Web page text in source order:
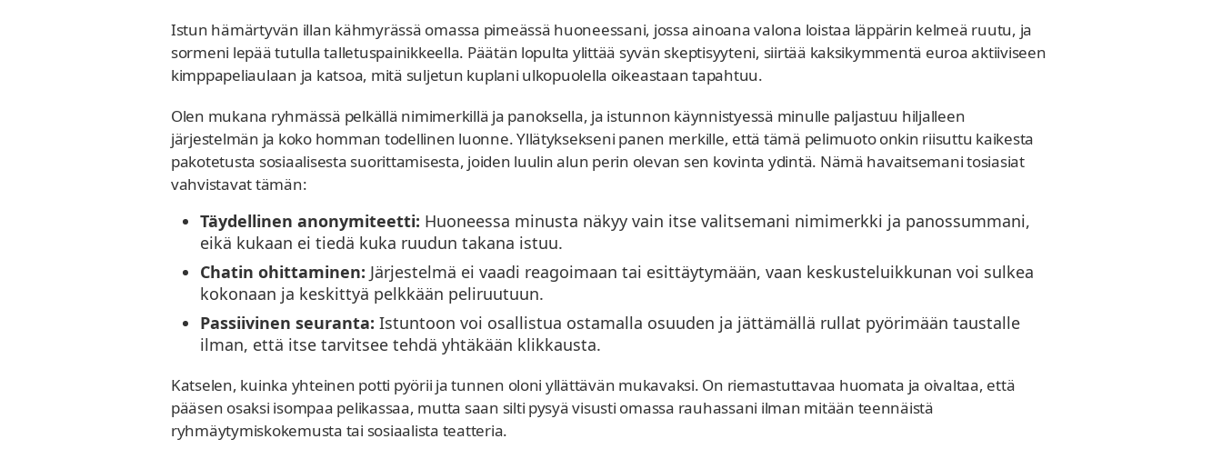
Istun hämärtyvän illan kähmyrässä omassa pimeässä huoneessani, jossa ainoana valona loistaa läppärin kelmeä ruutu, ja
sormeni lepää tutulla talletuspainikkeella. Päätän lopulta ylittää syvän skeptisyyteni, siirtää kaksikymmentä euroa aktiiviseen
kimppapeliaulaan ja katsoa, mitä suljetun kuplani ulkopuolella oikeastaan tapahtuu.
Olen mukana ryhmässä pelkällä nimimerkillä ja panoksella, ja istunnon käynnistyessä minulle paljastuu hiljalleen
järjestelmän ja koko homman todellinen luonne. Yllätyksekseni panen merkille, että tämä pelimuoto onkin riisuttu kaikesta
pakotetusta sosiaalisesta suorittamisesta, joiden luulin alun perin olevan sen kovinta ydintä. Nämä havaitsemani tosiasiat
vahvistavat tämän:
Täydellinen anonymiteetti: Huoneessa minusta näkyy vain itse valitsemani nimimerkki ja panossummani,
eikä kukaan ei tiedä kuka ruudun takana istuu.
Chatin ohittaminen: Järjestelmä ei vaadi reagoimaan tai esittäytymään, vaan keskusteluikkunan voi sulkea
kokonaan ja keskittyä pelkkään peliruutuun.
Passiivinen seuranta: Istuntoon voi osallistua ostamalla osuuden ja jättämällä rullat pyörimään taustalle
ilman, että itse tarvitsee tehdä yhtäkään klikkausta.
Katselen, kuinka yhteinen potti pyörii ja tunnen oloni yllättävän mukavaksi. On riemastuttavaa huomata ja oivaltaa, että
pääsen osaksi isompaa pelikassaa, mutta saan silti pysyä visusti omassa rauhassani ilman mitään teennäistä
ryhmäytymiskokemusta tai sosiaalista teatteria.